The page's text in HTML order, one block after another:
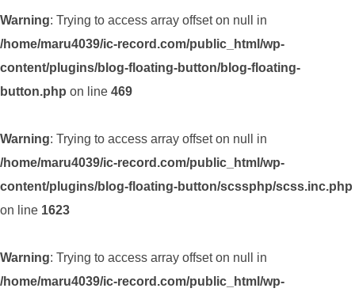
Warning: Trying to access array offset on null in
/home/maru4039/ic-record.com/public_html/wp-
content/plugins/blog-floating-button/blog-floating-
button.php on line 469
Warning: Trying to access array offset on null in
/home/maru4039/ic-record.com/public_html/wp-
content/plugins/blog-floating-button/scssphp/scss.inc.php
on line 1623
Warning: Trying to access array offset on null in
/home/maru4039/ic-record.com/public_html/wp-